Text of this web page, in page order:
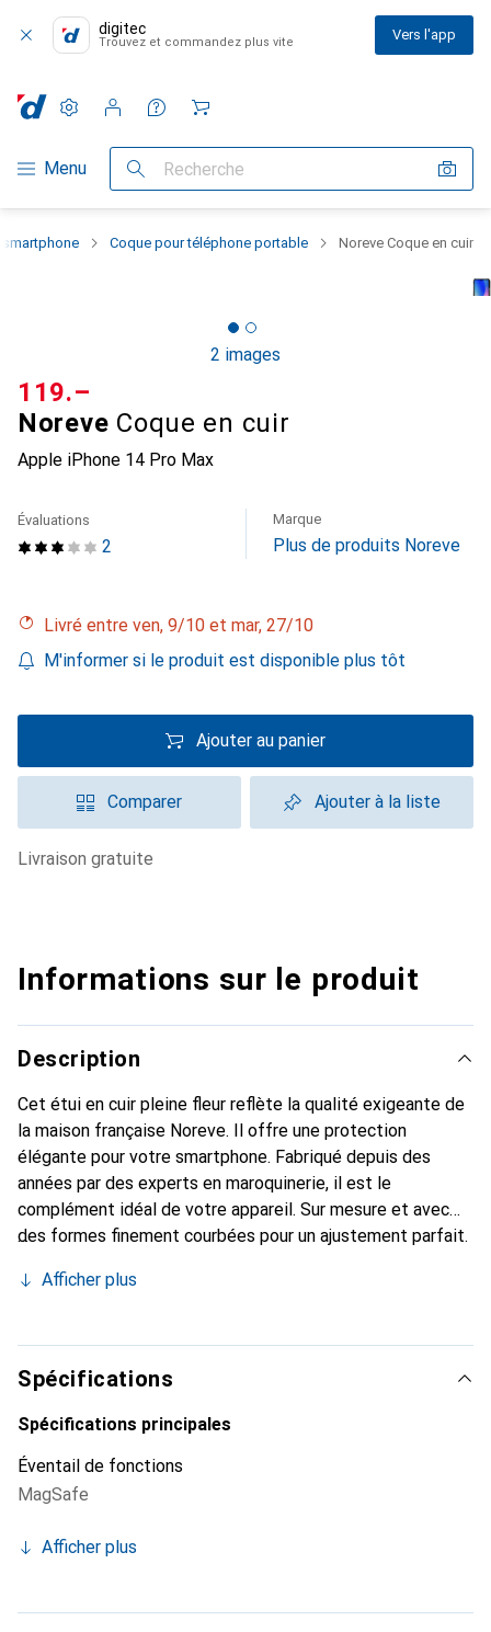
digitec
Trouvez et commandez plus vite Vers l'app
Navigation par catégorie
Menu Recherche
Paramètres
Compte client
Listes de comparaison
Listes d'envies
Panier
Coque pour téléphone portable Noreve Coque en cuir
2 images
Noreve Coque en cuir
Apple iPhone 14 Pro Max
CHF
119.–
2
Évaluations Marque
Plus de produits Noreve
Livré entre ven, 9/10 et mar, 27/10
M'informer si le produit est disponible plus tôt
Ajouter au panier
Comparer Ajouter à la liste
livraison gratuite
Informations sur le produit
Description
Cet étui en cuir pleine fleur reflète la qualité exigeante de
la maison française Noreve. Il offre une protection
élégante pour votre smartphone. Fabriqué depuis des
années par des experts en maroquinerie, il est le
complément idéal de votre appareil. Sur mesure et avec
des formes finement courbées pour un ajustement parfait.
smartphone. La marque Noreve est reconnue
constitue toujours un excellent choix pour le client
exigeant.
Afficher plus
Spécifications
Spécifications principales
Éventail de fonctions
MagSafe
Afficher plus